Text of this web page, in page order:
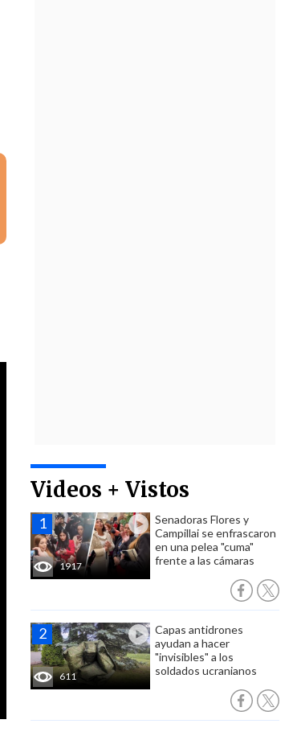
Videos + Vistos
1917
Senadoras Flores y
Campillai se enfrascaron
en una pelea "cuma"
frente a las cámaras
611
Capas antidrones
ayudan a hacer
"invisibles" a los
soldados ucranianos